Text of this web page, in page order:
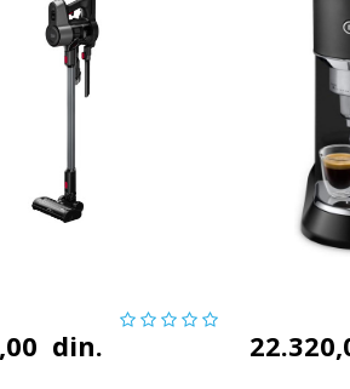
din.